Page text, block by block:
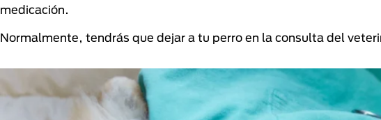
medicación.
Normalmente, tendrás que dejar a tu perro en la consulta del